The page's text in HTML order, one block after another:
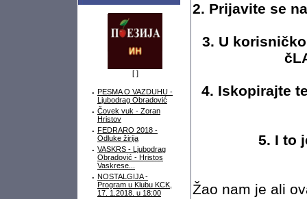
[ ]
· PESMA O VAZDUHU -
Ljubodrag Obradović
· Čovek vuk - Zoran
Hristov
· FEDRARO 2018 -
Odluke žirija
· VASKRS - Ljubodrag
Obradović - Hristos
Vaskrese...
· NOSTALGIJA -
Program u Klubu KCK,
17. 1.2018. u 18:00
2. Prijavite se
3. U
4. Iskopirajte
5. I to
Žao nam je ali